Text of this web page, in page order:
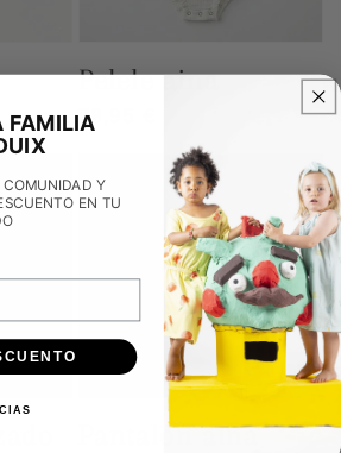
pelele aina
Precio
78,95 €
pantalón aina
FAMILIA
Y
EN TU